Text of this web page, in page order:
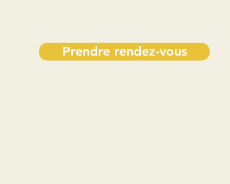
Prendre rendez-vous